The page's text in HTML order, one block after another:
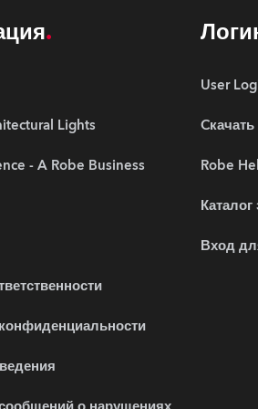
Lights
- A Robe Business
User
Cкачать
Robe
Каталог
Вход